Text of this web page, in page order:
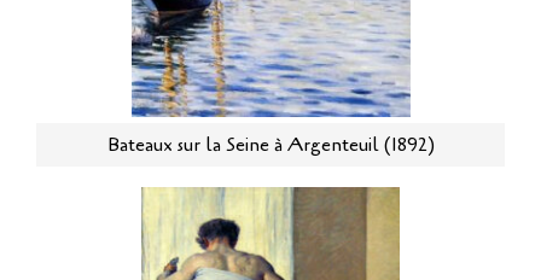
Bateaux sur la Seine à Argenteuil (1892)